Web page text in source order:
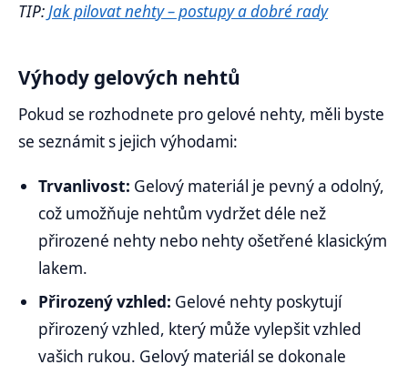
TIP:Jak pilovat nehty – postupy a dobré rady
Výhody gelových nehtů
Pokud se rozhodnete pro gelové nehty, měli byste
se seznámit s jejich výhodami:
Trvanlivost: Gelový materiál je pevný a odolný,
což umožňuje nehtům vydržet déle než
přirozené nehty nebo nehty ošetřené klasickým
lakem.
Přirozený vzhled: Gelové nehty poskytují
přirozený vzhled, který může vylepšit vzhled
vašich rukou. Gelový materiál se dokonale